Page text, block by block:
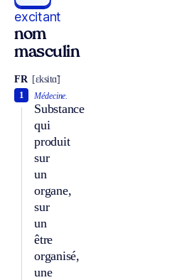
excitant
nom
masculin
FR [ɛksitɑ̃]
Médecine.
Substance
qui
produit
sur
un
organe,
sur
un
être
organisé,
une
1